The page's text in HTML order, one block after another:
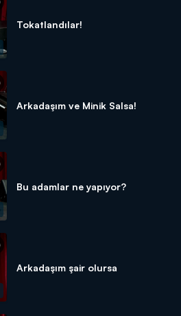
Tokatlandılar!
Arkadaşım ve Minik Salsa!
Bu adamlar ne yapıyor?
Arkadaşım şair olursa